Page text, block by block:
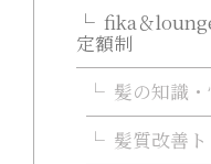
fika＆
定額制
髪の知識
髪質改善